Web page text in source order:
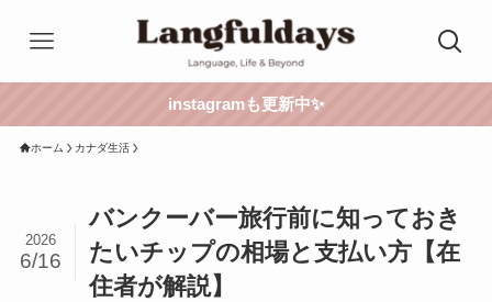
instagramも更新中✨
ホーム カナダ生活
バンクーバー旅行前に知っておき
たいチップの相場と支払い方【在
住者が解説】
2026
6/16